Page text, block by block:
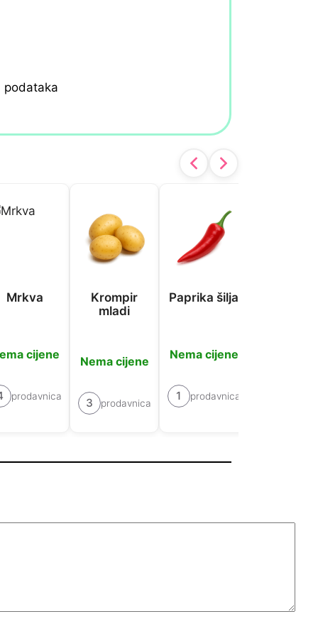
podataka
Mrkva
cijene
prodavnica
Krompir
mladi
Nema cijene
3 prodavnica
Paprika šilja
Nema cijene
1 prodavnica